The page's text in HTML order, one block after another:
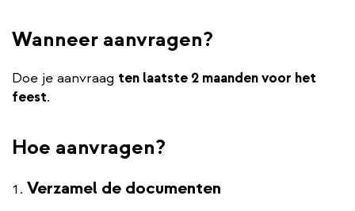
Wanneer aanvragen?
Doe je aanvraag ten laatste 2 maanden voor het
feest.
Hoe aanvragen?
Verzamel de documenten